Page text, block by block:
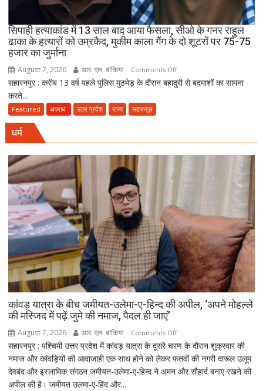
नमाज,
ही
जाएं’
सिपाही हत्याकांड में 13 साल बाद आया फैसला, सीओ के गनर राहुल
ढाका के हत्यारों को उम्रकैद, मुकीम काला गैंग के दो शूटरों पर 75-75
हजार का जुर्माना
August 7, 2026 आर. एल. बांकिया Comments Offon
सिपाही
बाद
फैसला,
के
गनर
ढाका
के
हत्यारों
को
उम्रकैद,
मुकीम
शूटरों
सहारनपुर : करीब 13 वर्ष पहले पुलिस मुठभेड़ के दौरान बहादुरी से बदमाशों का सामना
करते...
Featured अपराध उत्तर प्रदेश राज्य सहारनपुर
धर्म
कांवड़ यात्रा के बीच जमीयत-उलेमा-ए-हिन्द की अपील, ‘अपने मोहल्ले
की मस्जिद में पढ़ें जुमे की नमाज, पैदल ही जाएं’
August 7, 2026 आर. एल. बांकिया Comments Offon
कांवड़
यात्रा
के
सहारनपुर : पश्चिमी उत्तर प्रदेश में कांवड़ यात्रा के दूसरे चरण के दौरान शुक्रवार की
नमाज और कांवड़ियों की आवाजाही एक साथ होने को लेकर फतवों की नगरी दारूल उलूम
देवबंद और इस्लामिक संगठन जमीयत-उलेमा-ए-हिन्द ने अमन और सौहार्द बनाए रखने की
अपील की है। जमीयत उलमा-ए-हिंद और...